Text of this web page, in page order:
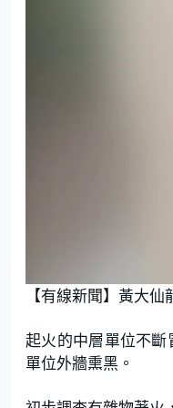
【有線新聞】黃大
起火的中層單位不
單位外牆熏黑。